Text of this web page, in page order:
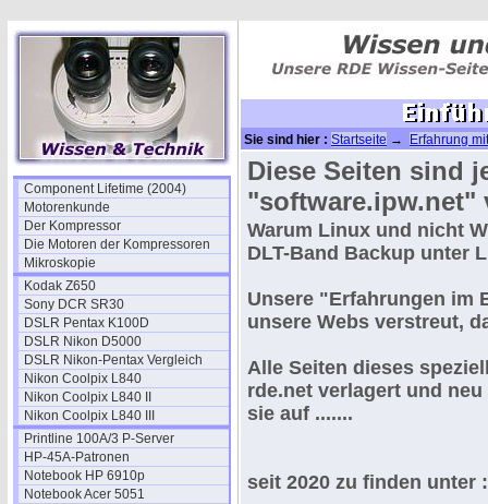
Component Lifetime (2004)
Motorenkunde
Der Kompressor
Die Motoren der Kompressoren
Mikroskopie
Kodak Z650
Sony DCR SR30
DSLR Pentax K100D
DSLR Nikon D5000
DSLR Nikon-Pentax Vergleich
Nikon Coolpix L840
Nikon Coolpix L840 II
Nikon Coolpix L840 III
Printline 100A/3 P-Server
HP-45A-Patronen
Notebook HP 6910p
Notebook Acer 5051
Sie sind hier : Startseite → Erfahrung
Diese Seiten sind
"software.ipw.net"
Warum Linux und nicht
DLT-Band Backup unter
Unsere "Erfahrungen im
unsere Webs verstreut,
Alle Seiten dieses
rde.net verlagert und
sie auf .......
seit 2020 zu finden unter